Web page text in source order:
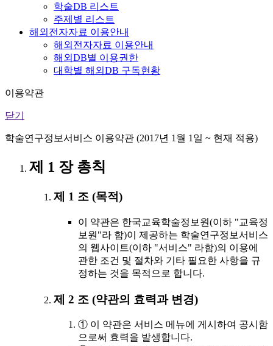
학술DB 리스트
주제별 리스트
해외전자자료 이용안내
해외전자자료 이용안내
해외DB별 이용권한
대학별 해외DB 구독현황
이용약관
닫기
학술연구정보서비스 이용약관 (2017년 1월 1일 ~ 현재 적용)
제 1 장 총칙
제 1 조 (목적)
이 약관은 한국교육학술정보원(이하 "교육정
보원"라 함)이 제공하는 학술연구정보서비스
의 웹사이트(이하 "서비스" 라함)의 이용에
관한 조건 및 절차와 기타 필요한 사항을 규
정하는 것을 목적으로 합니다.
제 2 조 (약관의 효력과 변경)
① 이 약관은 서비스 메뉴에 게시하여 공시함
으로써 효력을 발생합니다.